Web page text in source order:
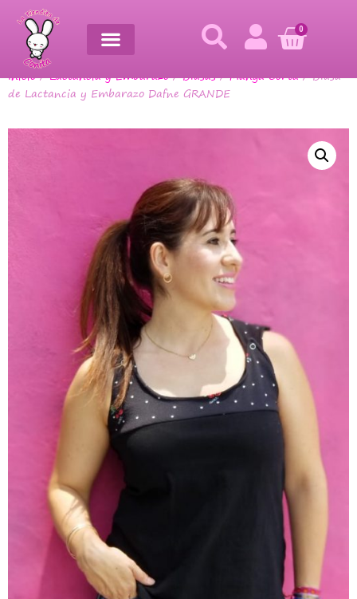
0
Inicio/Lactancia y Embarazo/Blusas/Manga Corta/ Blusa
de Lactancia y Embarazo Dafne GRANDE